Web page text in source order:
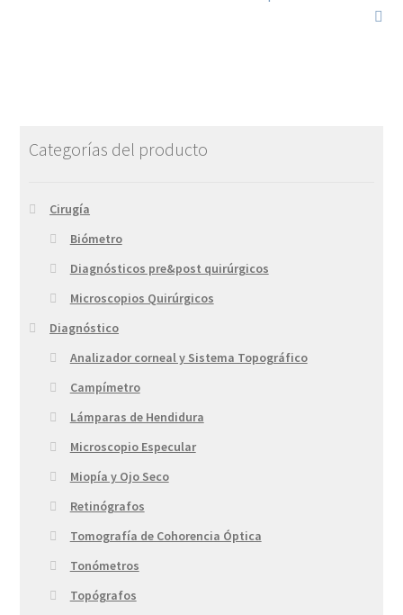
Categorías del producto
Cirugía
Biómetro
Diagnósticos pre&post quirúrgicos
Microscopios Quirúrgicos
Diagnóstico
Analizador corneal y Sistema Topográfico
Campímetro
Lámparas de Hendidura
Microscopio Especular
Miopía y Ojo Seco
Retinógrafos
Tomografía de Cohorencia Óptica
Tonómetros
Topógrafos